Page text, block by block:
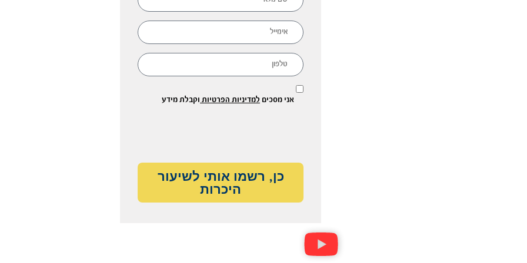
אני מסכים למדיניות הפרטיות וקבלת מידע
כן, רשמו אותי לשיעור
היכרות